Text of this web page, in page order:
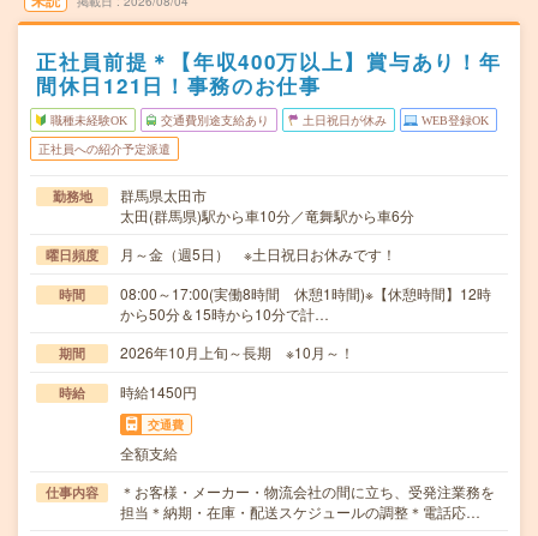
正社員前提＊【年収400万以上】賞与あり！年
間休日121日！事務のお仕事
職種未経験OK 交通費別途支給あり 土日祝日が休み WEB登録OK
正社員への紹介予定派遣
勤務地
群馬県太田市
太田(群馬県)駅から車10分／竜舞駅から車6分
曜日頻度 月～金（週5日） ※土日祝日お休みです！
時間
08:00～17:00(実働8時間 休憩1時間)※【休憩時間】12時
から50分＆15時から10分で計…
期間 2026年10月上旬～長期 ※10月～！
時給 時給1450円
交通費
全額支給
仕事内容
＊お客様・メーカー・物流会社の間に立ち、受発注業務を
担当＊納期・在庫・配送スケジュールの調整＊電話応…